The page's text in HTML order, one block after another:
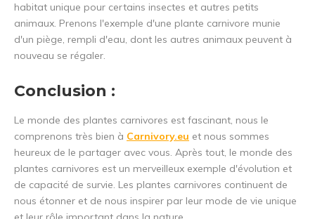
habitat unique pour certains insectes et autres petits
animaux. Prenons l'exemple d'une plante carnivore munie
d'un piège, rempli d'eau, dont les autres animaux peuvent à
nouveau se régaler.
Conclusion :
Le monde des plantes carnivores est fascinant, nous le
comprenons très bien à Carnivory.eu et nous sommes
heureux de le partager avec vous. Après tout, le monde des
plantes carnivores est un merveilleux exemple d'évolution et
de capacité de survie. Les plantes carnivores continuent de
nous étonner et de nous inspirer par leur mode de vie unique